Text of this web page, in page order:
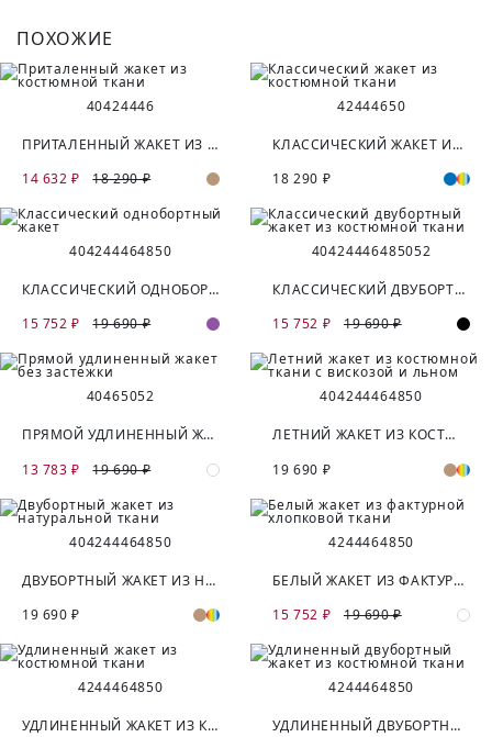
ПОХОЖИЕ
40424446
ПРИТАЛЕННЫЙ ЖАКЕТ ИЗ КОСТЮМНОЙ ТКАНИ
14 632 ₽
18 290 ₽
42444650
КЛАССИЧЕСКИЙ ЖАКЕТ ИЗ КОСТЮМНОЙ ТКАНИ
18 290 ₽
404244464850
КЛАССИЧЕСКИЙ ОДНОБОРТНЫЙ ЖАКЕТ
15 752 ₽
19 690 ₽
40424446485052
КЛАССИЧЕСКИЙ ДВУБОРТНЫЙ ЖАКЕТ ИЗ КОСТЮМНОЙ ТКАНИ
15 752 ₽
19 690 ₽
40465052
ПРЯМОЙ УДЛИНЕННЫЙ ЖАКЕТ БЕЗ ЗАСТЕЖКИ
13 783 ₽
19 690 ₽
404244464850
ЛЕТНИЙ ЖАКЕТ ИЗ КОСТЮМНОЙ ТКАНИ С ВИСКОЗОЙ И ЛЬНОМ
19 690 ₽
404244464850
ДВУБОРТНЫЙ ЖАКЕТ ИЗ НАТУРАЛЬНОЙ ТКАНИ
19 690 ₽
4244464850
БЕЛЫЙ ЖАКЕТ ИЗ ФАКТУРНОЙ ХЛОПКОВОЙ ТКАНИ
15 752 ₽
19 690 ₽
4244464850
УДЛИНЕННЫЙ ЖАКЕТ ИЗ КОСТЮМНОЙ ТКАНИ
4244464850
УДЛИНЕННЫЙ ДВУБОРТНЫЙ ЖАКЕТ ИЗ КОСТЮМНОЙ ТКАНИ